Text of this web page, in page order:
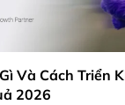
Và Cách Triển
2026